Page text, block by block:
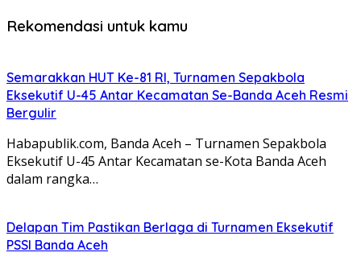
Rekomendasi untuk kamu
Semarakkan HUT Ke-81 RI, Turnamen Sepakbola
Eksekutif U-45 Antar Kecamatan Se-Banda Aceh Resmi
Bergulir
Habapublik.com, Banda Aceh – Turnamen Sepakbola
Eksekutif U-45 Antar Kecamatan se-Kota Banda Aceh
dalam rangka…
Delapan Tim Pastikan Berlaga di Turnamen Eksekutif
PSSI Banda Aceh